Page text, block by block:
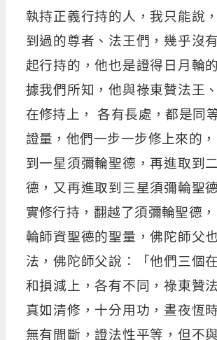
執持正義行持的人，我只能說
到過的尊者、法王們，幾乎沒
起行持的，他也是證得日月輪
據我們所知，他與祿東贊法王
在修持上， 各有長處，都是同
證量，他們一步一步修上來的
到一星須彌輪聖德，再進取到
德，又再進取到三星須彌輪聖
實修行持，翻越了須彌輪聖德
輪師資聖德的聖量，佛陀師父
法，佛陀師父說：「他們三個
和損減上，各有不同，祿東贊
真如清修，十分用功，晝夜恆
無有間斷，證法性平等，但不